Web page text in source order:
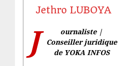
Jethro LUBOYA
J
ournaliste |
Conseiller juridique
de YOKA INFOS